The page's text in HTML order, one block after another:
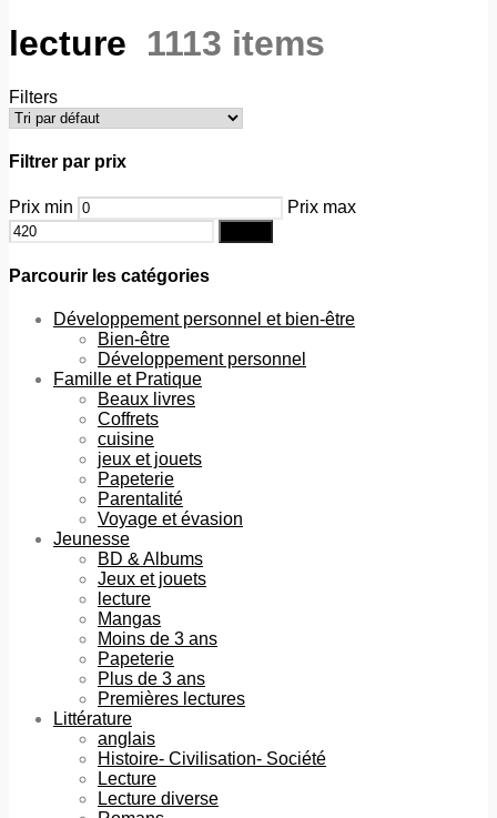
lecture 1113 items
Filters
Filtrer par prix
Prix min Prix max
Parcourir les catégories
Développement personnel et bien-être
Bien-être
Développement personnel
Famille et Pratique
Beaux livres
Coffrets
cuisine
jeux et jouets
Papeterie
Parentalité
Voyage et évasion
Jeunesse
BD & Albums
Jeux et jouets
lecture
Mangas
Moins de 3 ans
Papeterie
Plus de 3 ans
Premières lectures
Littérature
anglais
Histoire- Civilisation- Société
Lecture
Lecture diverse